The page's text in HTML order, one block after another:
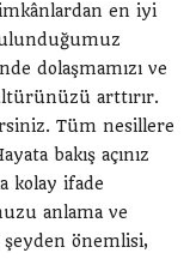
en iyi
dolaşmamızı ve
arttırır.
Tüm nesillere
bakış açınız
kolay ifade
anlama ve
önemlisi,